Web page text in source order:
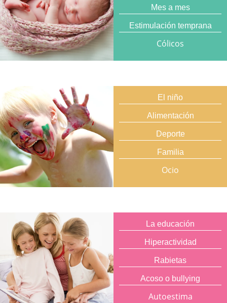
Mes a mes
Estimulación temprana
Cólicos
El niño
Alimentación
Deporte
Familia
Ocio
La educación
Hiperactividad
Rabietas
Acoso o bullying
Autoestima